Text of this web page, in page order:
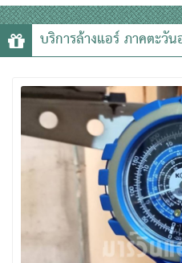
บริการล้างแอร์ ภาคตะวั